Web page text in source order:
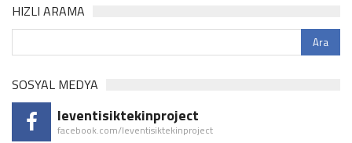
HIZLI ARAMA
SOSYAL MEDYA
leventisiktekinproject
facebook.com/leventisiktekinproject